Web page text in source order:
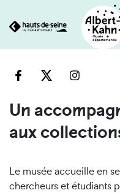
au
Un
aux
Le musée accueille en
chercheurs et étudiants
Cookies et traceurs utilisés